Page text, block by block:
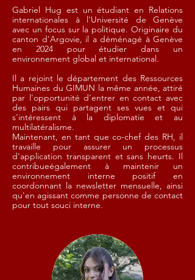
Gabriel Hug est un étudiant en Relations
internationales à l'Université de Genève
avec un focus sur la politique. Originaire du
canton d'Argovie, il a déménagé à Genève
en 2024 pour étudier dans un
environnement global et international.
Il a rejoint le département des Ressources
Humaines du GIMUN la même année, attiré
par l'opportunité d'entrer en contact avec
des pairs qui partagent ses vues et qui
s'intéressent à la diplomatie et au
multilatéralisme.
Maintenant, en tant que co-chef des RH, il
travaille pour assurer un processus
d'application transparent et sans heurts. Il
contribueégalement à maintenir un
environnement interne positif en
coordonnant la newsletter mensuelle, ainsi
qu'en agissant comme personne de contact
pour tout souci interne.